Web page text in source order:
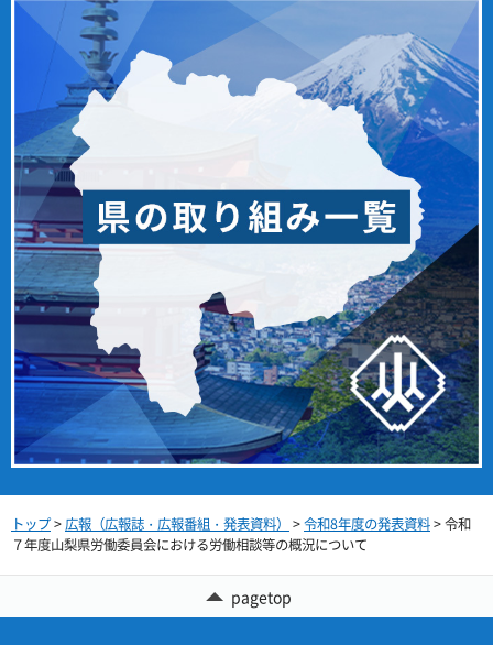
トップ>広報（広報誌・広報番組・発表資料） >令和8年度の発表資料> 令和
７年度山梨県労働委員会における労働相談等の概況について
pagetop